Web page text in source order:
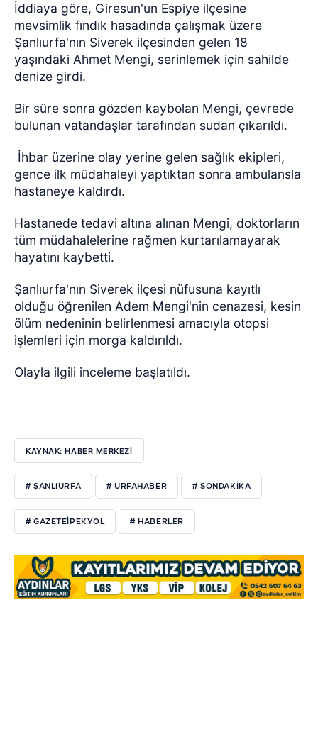
İddiaya göre, Giresun'un Espiye ilçesine
mevsimlik fındık hasadında çalışmak üzere
Şanlıurfa'nın Siverek ilçesinden gelen 18
yaşındaki Ahmet Mengi, serinlemek için sahilde
denize girdi.
Bir süre sonra gözden kaybolan Mengi, çevrede
bulunan vatandaşlar tarafından sudan çıkarıldı.
İhbar üzerine olay yerine gelen sağlık ekipleri,
gence ilk müdahaleyi yaptıktan sonra ambulansla
hastaneye kaldırdı.
Hastanede tedavi altına alınan Mengi, doktorların
tüm müdahalelerine rağmen kurtarılamayarak
hayatını kaybetti.
Şanlıurfa'nın Siverek ilçesi nüfusuna kayıtlı
olduğu öğrenilen Adem Mengi'nin cenazesi, kesin
ölüm nedeninin belirlenmesi amacıyla otopsi
işlemleri için morga kaldırıldı.
Olayla ilgili inceleme başlatıldı.
KAYNAK: HABER MERKEZI
# ŞANLIURFA # URFAHABER # SONDAKIKA
# GAZETEIPEKYOL # HABERLER